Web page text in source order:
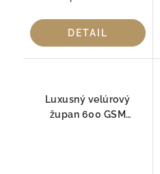
DETAIL
Luxusný velúrový
župan 600 GSM